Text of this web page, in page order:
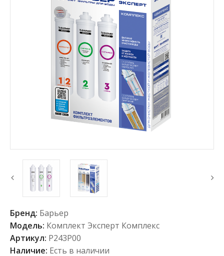
Бренд: Барьер
Модель: Комплект Эксперт Комплекс
Артикул: Р243Р00
Наличие: Есть в наличии